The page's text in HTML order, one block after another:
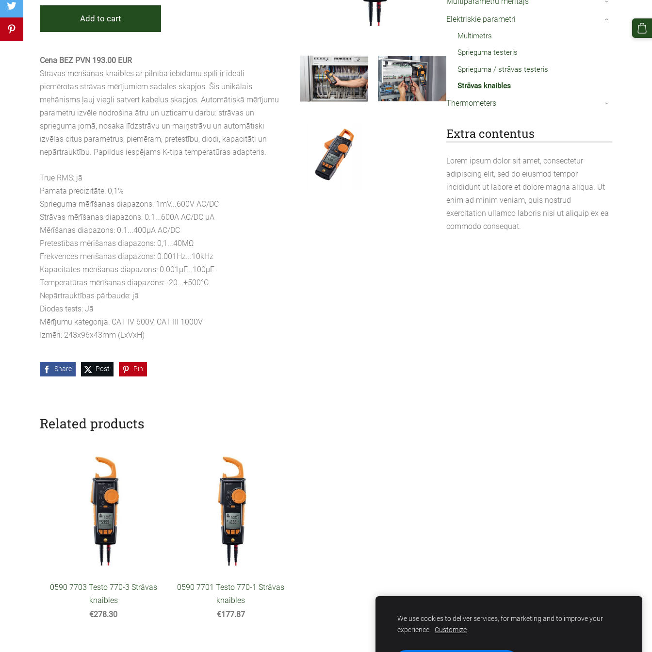
›
Elektriskie parametri
Multimetrs
Sprieguma testeris
Sprieguma / strāvas testeris
Strāvas knaibles
›
Thermometers ›
Extra contentus
Lorem ipsum dolor sit amet, consectetur
adipiscing elit, sed do eiusmod tempor
incididunt ut labore et dolore magna aliqua. Ut
enim ad minim veniam, quis nostrud
exercitation ullamco laboris nisi ut aliquip ex ea
commodo consequat.
Add to cart
Cena BEZ PVN 193.00 EUR
Strāvas mērīšanas knaibles ar pilnībā iebīdāmu spīli ir ideāli
piemērotas strāvas mērījumiem sadales skapjos. Šis unikālais
mehānisms ļauj viegli satvert kabeļus skapjos. Automātiskā mērījumu
parametru izvēle nodrošina ātru un uzticamu darbu: strāvas un
sprieguma jomā, nosaka līdzstrāvu un maiņstrāvu un automātiski
izvēlas citus parametrus, piemēram, pretestību, diodi, kapacitāti un
nepārtrauktību. Papildus iespējams K-tipa temperatūras adapteris.
True RMS: jā
Pamata precizitāte: 0,1%
Sprieguma mērīšanas diapazons: 1mV...600V AC/DC
Strāvas mērīšanas diapazons: 0.1...600A AC/DC μA
Mērīšanas diapazons: 0.1...400μA AC/DC
Pretestības mērīšanas diapazons: 0,1...40MΩ
Frekvences mērīšanas diapazons: 0.001Hz...10kHz
Kapacitātes mērīšanas diapazons: 0.001μF...100μF
Temperatūras mērīšanas diapazons: -20...+500°C
Nepārtrauktības pārbaude: jā
Diodes tests: Jā
Mērījumu kategorija: CAT IV 600V, CAT III 1000V
Izmēri: 243x96x43mm (LxVxH)
Share Post Pin
Related products
0590 7703 Testo 770-3 Strāvas
knaibles
€278.30
0590 7701 Testo 770-1 Strāvas
knaibles
€177.87
We use cookies to deliver services, for marketing and to improve your
experience. Customize